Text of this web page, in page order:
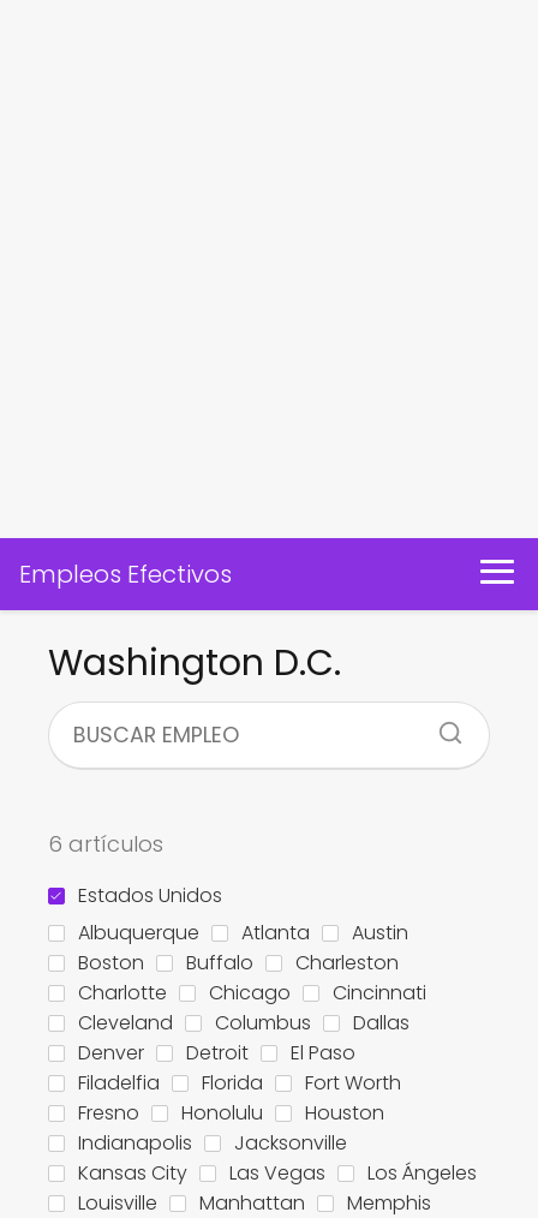
Empleos Efectivos
Washington D.C.
6 artículos
Estados Unidos
Albuquerque
Atlanta
Austin
Boston
Buffalo
Charleston
Charlotte
Chicago
Cincinnati
Cleveland
Columbus
Dallas
Denver
Detroit
El Paso
Filadelfia
Florida
Fort Worth
Fresno
Honolulu
Houston
Indianapolis
Jacksonville
Kansas City
Las Vegas
Los Ángeles
Louisville
Manhattan
Memphis